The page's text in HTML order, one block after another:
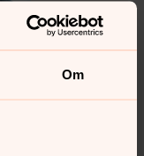
Om